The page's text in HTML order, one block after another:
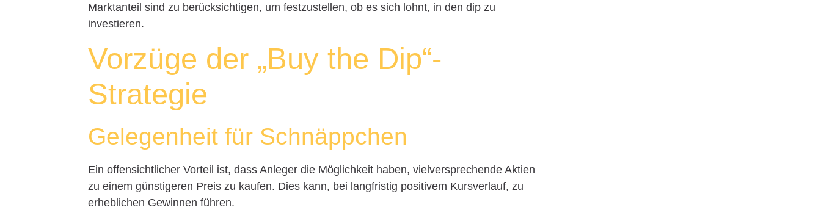
Marktanteil sind zu berücksichtigen, um festzustellen, ob es sich lohnt, in den dip zu
investieren.
Vorzüge der „Buy the Dip“-
Strategie
Gelegenheit für Schnäppchen
Ein offensichtlicher Vorteil ist, dass Anleger die Möglichkeit haben, vielversprechende Aktien
zu einem günstigeren Preis zu kaufen. Dies kann, bei langfristig positivem Kursverlauf, zu
erheblichen Gewinnen führen.